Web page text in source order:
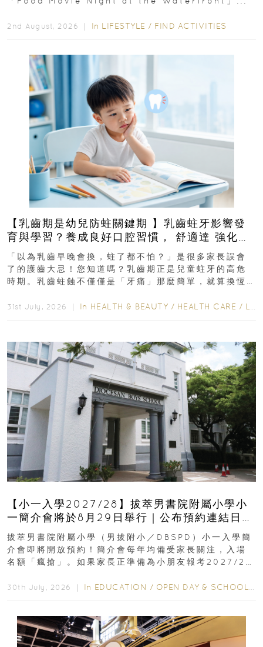
2nd August, 2026 ｜ In LIFESTYLE / FIND ACTIVITIES
【乳齒期是幼兒防蛀關鍵期 】乳齒蛀牙影響發
育與學習？養成良好口腔習慣， 舒適達 強化琺
瑯質 兒童牙膏防護指南
「以為乳齒早晚會換，蛀了都不怕？」是很多家長誤會
了的護齒大忌！您知道嗎？乳齒期正是兒童蛀牙的高危
時期。乳齒蛀蝕不僅僅是「牙痛」那麼簡單，就算換恆
31st July, 2026 ｜ In HEALTH & BEAUTY / HEALTH CARE / LIFESTYLE
【小一入學2027/28】拔萃男書院附屬小學小
一簡介會將於8月29日舉行｜公布預約連結日期
｜更設有網上重溫
拔萃男書院附屬小學（男拔附小／DBSPD）小一入學簡
介會即將開放預約！簡介會每年均備受家長關注，入場
名額「瘋搶」。如果家長正準備為小朋友報考2027/28
30th July, 2026 ｜ In EDUCATION / OPEN DAY & SCHOOL EVENTS